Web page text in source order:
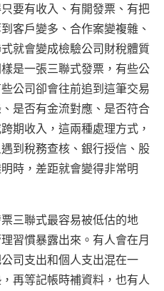
要有收入、有開發票、有把
客戶變多、合作案變複雜、
就會變成檢驗公司財稅體質
是一張三聯式發票，有些公
公司卻會往前追到這筆交易
是否有金流對應、是否符合
期收入，這兩種處理方式，
到稅務查核、銀行授信、股
時，差距就會變得非常明
三聯式最容易被低估的地
習慣暴露出來。有人會在月
司支出和個人支出混在一
再等記帳時補資料，也有人